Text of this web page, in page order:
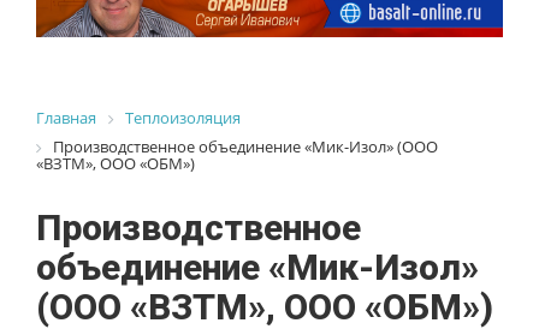
Главная
Теплоизоляция
Производственное объединение «Мик-Изол» (ООО
«ВЗТМ», ООО «ОБМ»)
Производственное
объединение «Мик-Изол»
(ООО «ВЗТМ», ООО «ОБМ»)